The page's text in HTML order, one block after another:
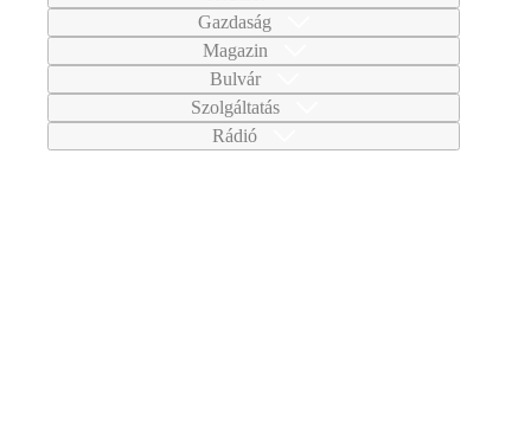
Gazdaság
Magazin
Bulvár
Szolgáltatás
Rádió